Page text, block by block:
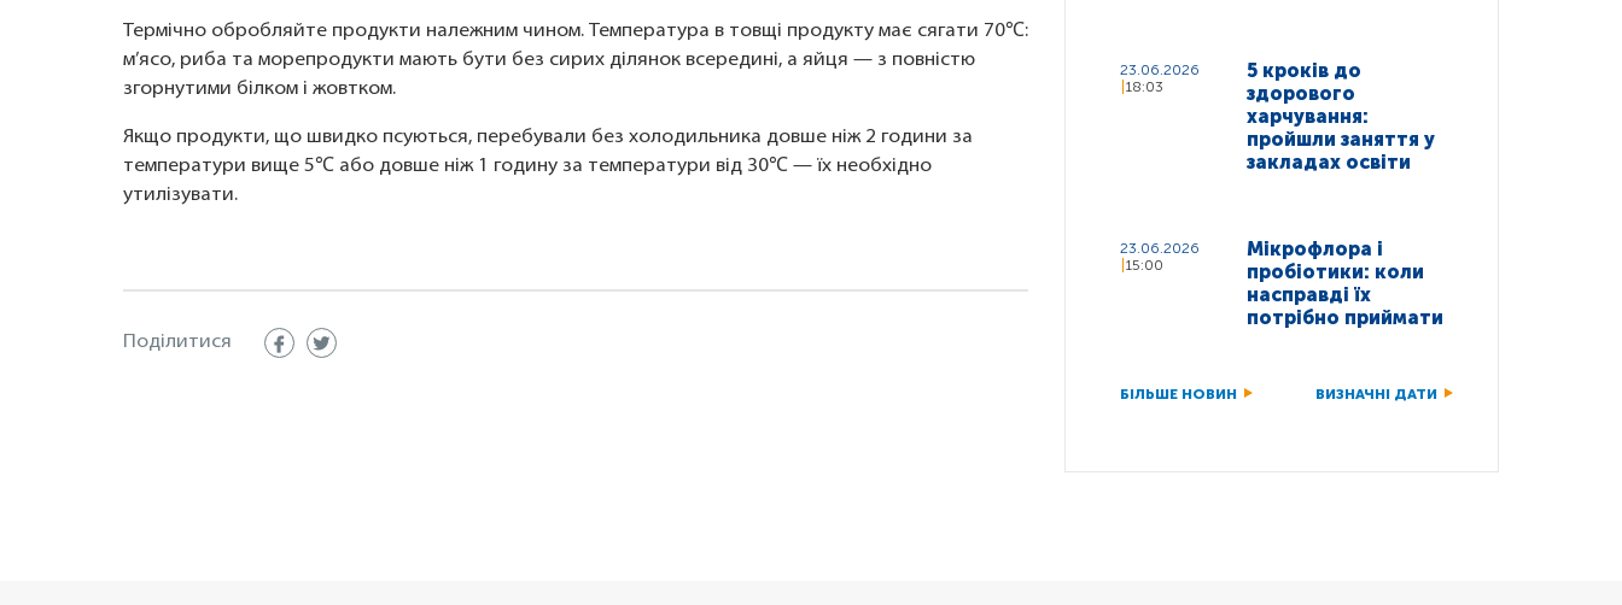
Термічно обробляйте продукти належним чином. Температура в товщі продукту має сягати 70℃:
м’ясо, риба та морепродукти мають бути без сирих ділянок всередині, а яйця — з повністю
згорнутими білком і жовтком.
Якщо продукти, що швидко псуються, перебували без холодильника довше ніж 2 години за
температури вище 5℃ або довше ніж 1 годину за температури від 30℃ — їх необхідно
утилізувати.
Поділитися
23.06.2026
18:03
5 кроків до
здорового
харчування:
пройшли заняття у
закладах освіти
23.06.2026
15:00
Мікрофлора і
пробіотики: коли
насправді їх
потрібно приймати
БІЛЬШЕ НОВИН ВИЗНАЧНІ ДАТИ